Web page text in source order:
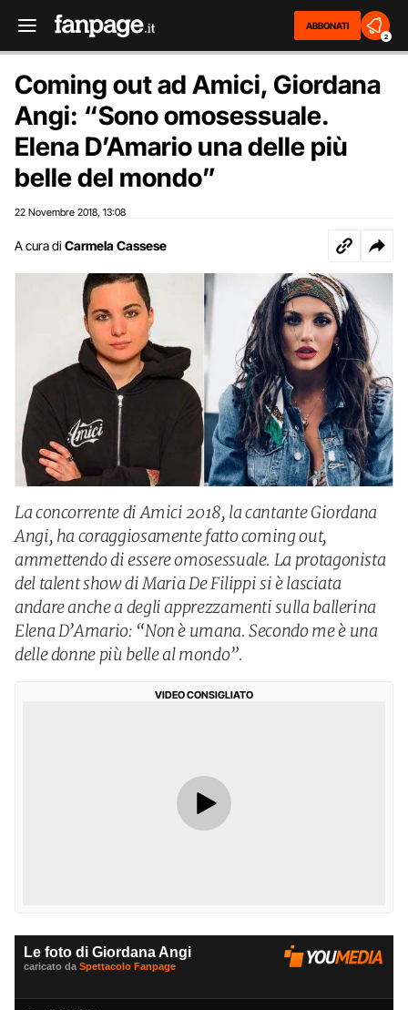
ABBONATI
2
Coming out ad Amici, Giordana
Angi: “Sono omosessuale.
Elena D’Amario una delle più
belle del mondo”
22 Novembre 2018 13:08
A cura di Carmela Cassese
La concorrente di Amici 2018, la cantante Giordana
Angi, ha coraggiosamente fatto coming out,
ammettendo di essere omosessuale. La protagonista
del talent show di Maria De Filippi si è lasciata
andare anche a degli apprezzamenti sulla ballerina
Elena D’Amario: “Non è umana. Secondo me è una
delle donne più belle al mondo”.
VIDEO CONSIGLIATO